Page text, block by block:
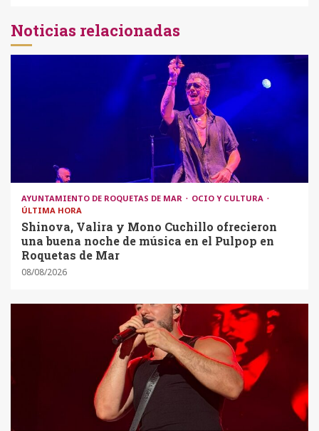
Noticias relacionadas
AYUNTAMIENTO DE ROQUETAS DE MAR
OCIO Y CULTURA
ÚLTIMA HORA
Shinova, Valira y Mono Cuchillo ofrecieron
una buena noche de música en el Pulpop en
Roquetas de Mar
08/08/2026